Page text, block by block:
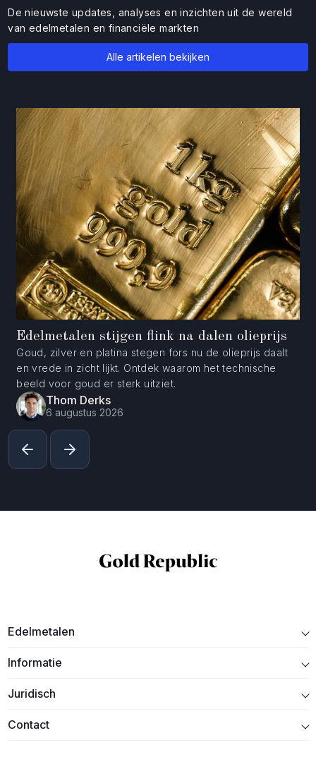
De nieuwste updates, analyses en inzichten uit de wereld
van edelmetalen en financiële markten
Alle artikelen bekijken
Edelmetalen stijgen flink na dalen olieprijs
Goud, zilver en platina stegen fors nu de olieprijs daalt
en vrede in zicht lijkt. Ontdek waarom het technische
beeld voor goud er sterk uitziet.
Thom Derks
6 augustus 2026
Edelmetalen
Informatie
Juridisch
Contact